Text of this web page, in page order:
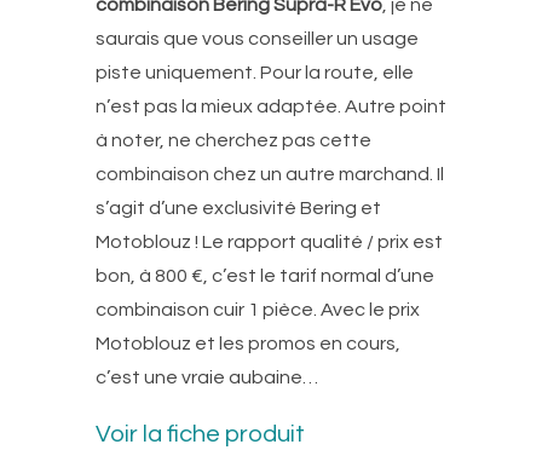
combinaison Bering Supra-R Evo , je ne
saurais que vous conseiller un usage
piste uniquement. Pour la route, elle
n’est pas la mieux adaptée. Autre point
à noter, ne cherchez pas cette
combinaison chez un autre marchand. Il
s’agit d’une exclusivité Bering et
Motoblouz ! Le rapport qualité / prix est
bon, à 800 €, c’est le tarif normal d’une
combinaison cuir 1 pièce. Avec le prix
Motoblouz et les promos en cours,
c’est une vraie aubaine…
Voir la fiche produit